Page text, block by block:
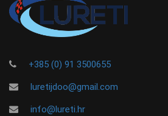
+385 (0) 91 3500655
luretijdoo@gmail.com
info@lureti.hr